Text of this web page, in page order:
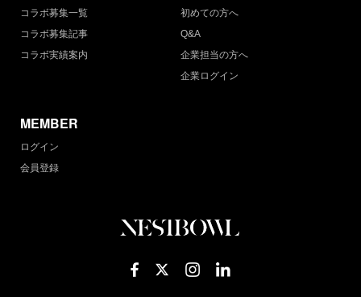
コラボ募集一覧
コラボ募集記事
コラボ実績案内
初めての方へ
Q&A
企業担当の方へ
企業ログイン
MEMBER
ログイン
会員登録